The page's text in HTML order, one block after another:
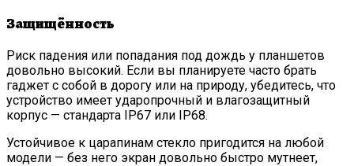
Защищённость
Риск падения или попадания под дождь у планшетов
довольно высокий. Если вы планируете часто брать
гаджет с собой в дорогу или на природу, убедитесь, что
устройство имеет ударопрочный и влагозащитный
корпус — стандарта IP67 или IP68.
Устойчивое к царапинам стекло пригодится на любой
модели — без него экран довольно быстро мутнеет,